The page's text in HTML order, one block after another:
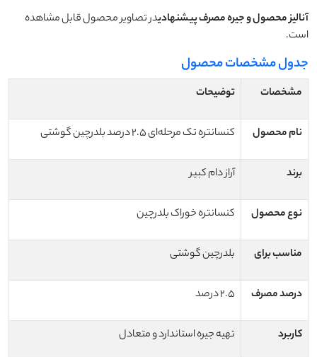
آنالیز محصول و جیره مصرف پیشنهادیدر تصاویر محصول قابل مشاهده
است.
جدول مشخصات محصول
مشخصات توضیحات
نام محصول کنسانتره تک مرحله‌ای 2.5 درصد بلدرچین گوشتی
برند آراز دام کبیر
نوع محصول کنسانتره خوراک بلدرچین
مناسب برای بلدرچین گوشتی
درصد مصرف 2.5 درصد
کاربرد تهیه جیره استاندارد و متعادل